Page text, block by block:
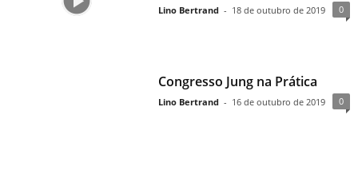
Lino Bertrand - 18 de outubro de 2019 0
Congresso Jung na Prática
Lino Bertrand - 16 de outubro de 2019 0